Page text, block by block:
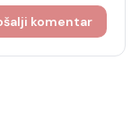
komentar